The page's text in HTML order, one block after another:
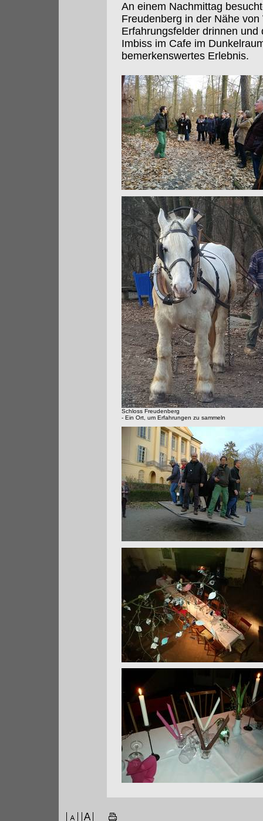
An einem Nachmittag
Freudenberg in der Nähe
Erfahrungsfelder drinnen
Imbiss im Cafe im
bemerkenswertes Erlebnis.
Schloss Freudenberg
- Ein Ort, um Erfahrungen zu sammeln